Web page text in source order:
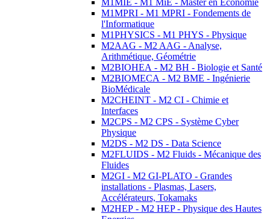
M1MIE - M1 MiE - Master en Economie
M1MPRI - M1 MPRI - Fondements de
l'Informatique
M1PHYSICS - M1 PHYS - Physique
M2AAG - M2 AAG - Analyse,
Arithmétique, Géométrie
M2BIOHEA - M2 BH - Biologie et Santé
M2BIOMECA - M2 BME - Ingénierie
BioMédicale
M2CHEINT - M2 CI - Chimie et
Interfaces
M2CPS - M2 CPS - Système Cyber
Physique
M2DS - M2 DS - Data Science
M2FLUIDS - M2 Fluids - Mécanique des
Fluides
M2GI - M2 GI-PLATO - Grandes
installations - Plasmas, Lasers,
Accélérateurs, Tokamaks
M2HEP - M2 HEP - Physique des Hautes